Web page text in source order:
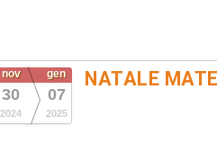
nov
30
2024
gen
07
2025
NATALE